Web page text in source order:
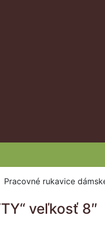
Pracovné rukavice
veľkosť 8″